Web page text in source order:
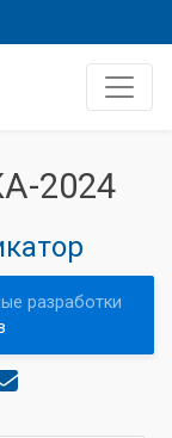
2024
разработки